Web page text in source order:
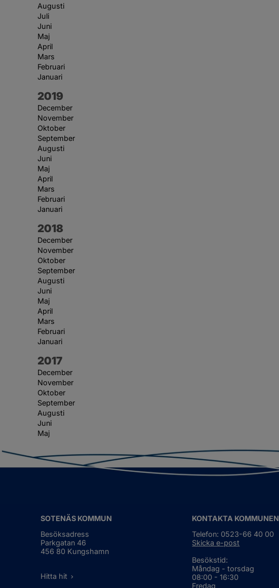
Augusti
Juli
Juni
Maj
April
Mars
Februari
Januari
År:
2019
December
November
Oktober
September
Augusti
Juni
Maj
April
Mars
Februari
Januari
År:
2018
December
November
Oktober
September
Augusti
Juni
Maj
April
Mars
Februari
Januari
År:
2017
December
November
Oktober
September
Augusti
Juni
Maj
SOTENÄS KOMMUN
Besöksadress
Parkgatan 46
456 80 Kungshamn
Hitta hit
KONTAKTA KOMMUNEN
Telefon: 0523-66 40 00
Skicka e-post
Besökstid:
Måndag - torsdag
08:00 - 16:30
Fredag